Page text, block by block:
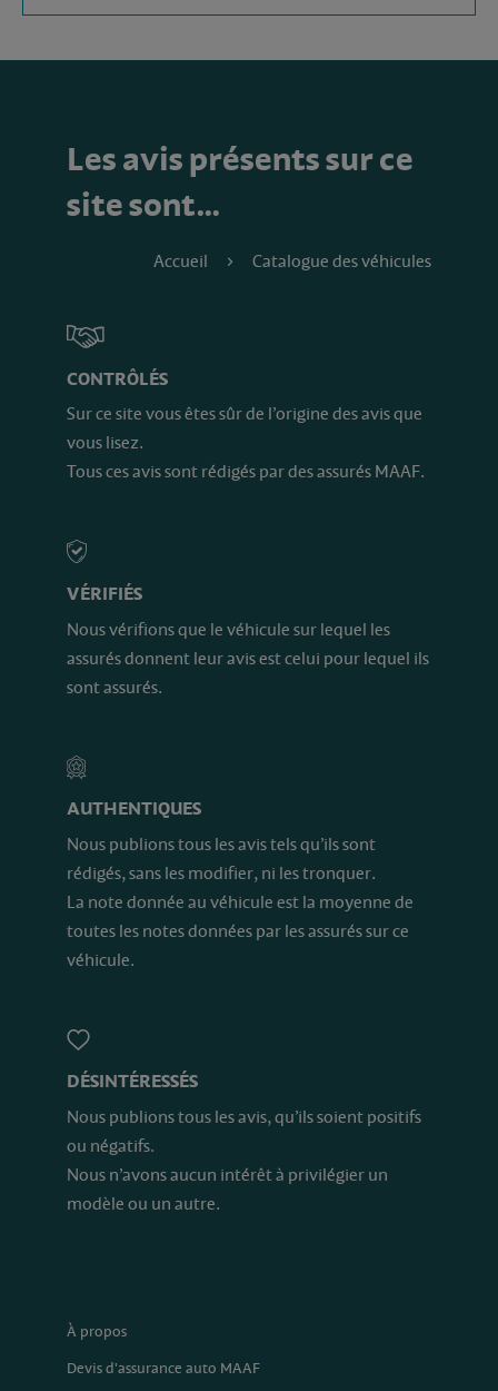
Les avis présents sur ce
site sont…
Accueil Catalogue des véhicules
CONTRÔLÉS
Sur ce site vous êtes sûr de l’origine des avis que
vous lisez.
Tous ces avis sont rédigés par des assurés MAAF.
VÉRIFIÉS
Nous vérifions que le véhicule sur lequel les
assurés donnent leur avis est celui pour lequel ils
sont assurés.
AUTHENTIQUES
Nous publions tous les avis tels qu’ils sont
rédigés, sans les modifier, ni les tronquer.
La note donnée au véhicule est la moyenne de
toutes les notes données par les assurés sur ce
véhicule.
DÉSINTÉRESSÉS
Nous publions tous les avis, qu’ils soient positifs
ou négatifs.
Nous n’avons aucun intérêt à privilégier un
modèle ou un autre.
À propos
Devis d'assurance auto MAAF